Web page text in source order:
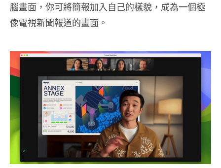
腦畫面，你可將簡報加入自己的樣貌，成為一個極
像電視新聞報道的畫面。